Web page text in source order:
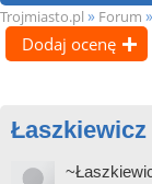
Trojmiasto.pl » Forum »
Dodaj ocenę
Łaszkiewicz